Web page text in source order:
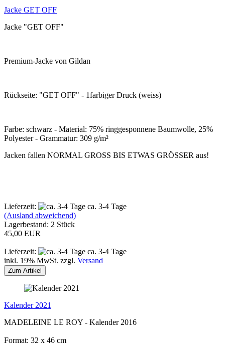
Jacke GET OFF
Jacke "GET OFF"
Premium-Jacke von Gildan
Rückseite: "GET OFF" - 1farbiger Druck (weiss)
Farbe: schwarz - Material: 75% ringgesponnene Baumwolle, 25%
Polyester - Grammatur: 309 g/m²
Jacken fallen NORMAL GROSS BIS ETWAS GRÖSSER aus!
Lieferzeit:
ca. 3-4 Tage
(Ausland abweichend)
Lagerbestand: 2 Stück
45,00 EUR
Lieferzeit:
ca. 3-4 Tage
inkl. 19% MwSt. zzgl. Versand
Zum Artikel
Kalender 2021
MADELEINE LE ROY - Kalender 2016
Format: 32 x 46 cm